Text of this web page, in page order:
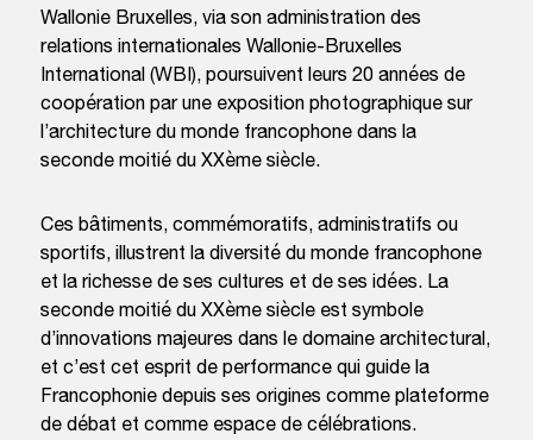
Wallonie Bruxelles, via son administration des
relations internationales Wallonie-Bruxelles
International (WBI), poursuivent leurs 20 années de
coopération par une exposition photographique sur
l’architecture du monde francophone dans la
seconde moitié du XXème siècle.
Ces bâtiments, commémoratifs, administratifs ou
sportifs, illustrent la diversité du monde francophone
et la richesse de ses cultures et de ses idées. La
seconde moitié du XXème siècle est symbole
d’innovations majeures dans le domaine architectural,
et c’est cet esprit de performance qui guide la
Francophonie depuis ses origines comme plateforme
de débat et comme espace de célébrations.